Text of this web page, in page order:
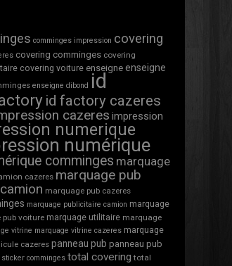
comminges impression covering
covering comminges covering
covering voiture enseigne enseigne
enseigne dibond id
id factory cazeres
cazeres impression
numerique
numérique
comminges marquage
cazeres marquage pub
marquage pub cazeres
marquage publicitaire camion marquage
pub voiture marquage utilitaire marquage
vitrine marquage vitrine cazeres marquage
cazeres panneau pub panneau pub
sticker comminges total covering total